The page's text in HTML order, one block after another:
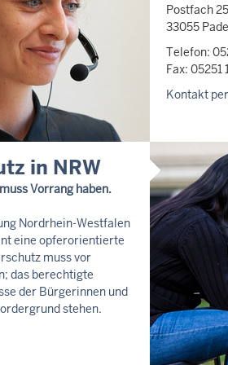
Postfach
33055
Telefon:
Fax: 05251
Kontakt
in NRW
Vorrang haben.
Nordrhein-Westfalen
eine opferorientierte
muss vor
das berechtigte
der Bürgerinnen und
stehen.